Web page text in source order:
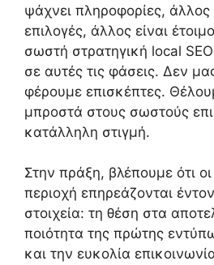
ψάχνει πληροφορίες, άλλος
επιλογές, άλλος είναι
σωστή στρατηγική local
σε αυτές τις φάσεις. Δεν
φέρουμε επισκέπτες.
μπροστά στους σωστούς
κατάλληλη στιγμή.
Στην πράξη, βλέπουμε ότι
περιοχή επηρεάζονται
στοιχεία: τη θέση στα
ποιότητα της πρώτης
και την ευκολία